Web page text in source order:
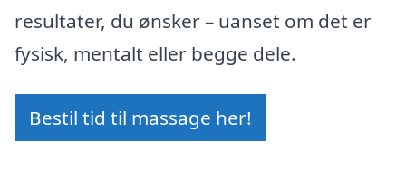
resultater, du ønsker – uanset om det er
fysisk, mentalt eller begge dele.
Bestil tid til massage her!